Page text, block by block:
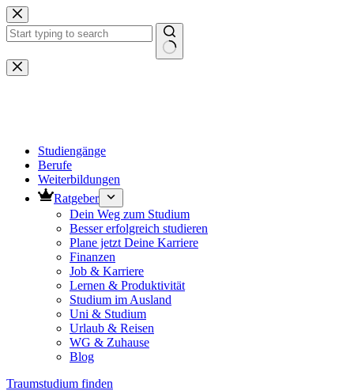
Zum
Inhalt
springen
Keine
Ergebnisse
Studiengänge
Berufe
Weiterbildungen
Ratgeber
Dein Weg zum Studium
Besser erfolgreich studieren
Plane jetzt Deine Karriere
Finanzen
Job & Karriere
Lernen & Produktivität
Studium im Ausland
Uni & Studium
Urlaub & Reisen
WG & Zuhause
Blog
Traumstudium finden